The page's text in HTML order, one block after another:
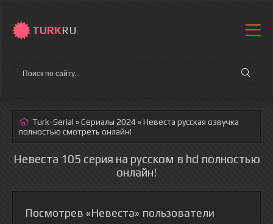
TURKRU
Turk-Serial »Сериалы 2024 » Невеста русская озвучка
полностью смотреть онлайн!
Невеста 105 серия на русском в hd полностью
онлайн!
Посмотрев «Невеста» пользователи